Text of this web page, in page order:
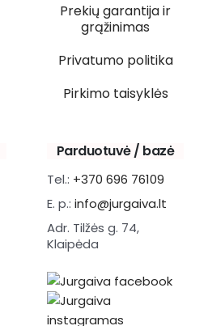
Prekių garantija ir
grąžinimas
Privatumo politika
Pirkimo taisyklės
Parduotuvė / bazė
Tel.: +370 696 76109
E. p.: info@jurgaiva.lt
Adr. Tilžės g. 74,
Klaipėda